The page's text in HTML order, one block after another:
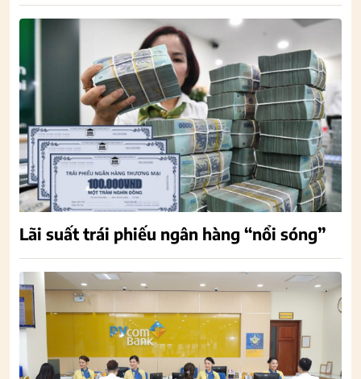
Lãi suất trái phiếu ngân hàng “nổi sóng”